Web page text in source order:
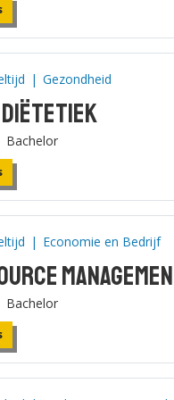
| Gezondheid
Diëtetiek
Bachelor
| Economie en Bedrijf
Bachelor